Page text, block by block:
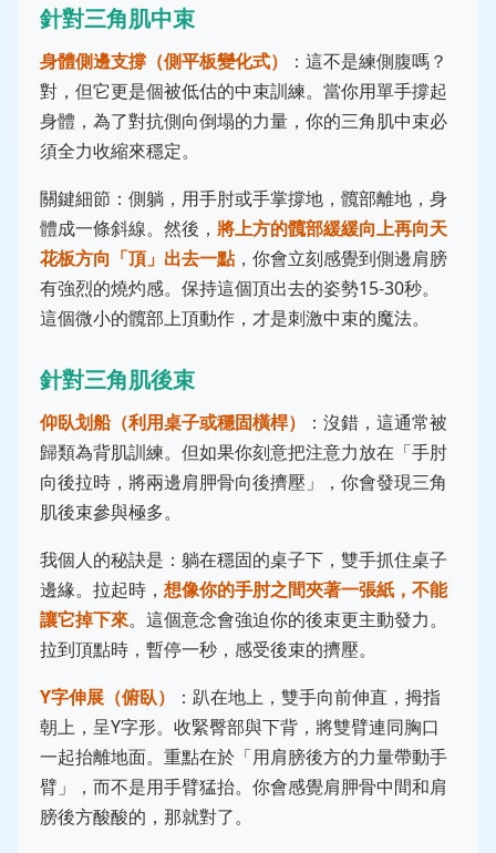
針對三角肌中束
身體側邊支撐（側平板變化式）
：這不是練側腹嗎？
對，但它更是個被低估的中束訓練。當你用單手撐起
身體，為了對抗側向倒塌的力量，你的三角肌中束必
須全力收縮來穩定。
關鍵細節：側躺，用手肘或手掌撐地，髖部離地，身
體成一條斜線。然後， 將上方的髖部緩緩向上再向天
花板方向「頂」出去一點，你會立刻感覺到側邊肩膀
有強烈的燒灼感。保持這個頂出去的姿勢15-30秒。
這個微小的髖部上頂動作，才是刺激中束的魔法。
針對三角肌後束
仰臥划船（利用桌子或穩固橫桿）
：沒錯，這通常被
歸類為背肌訓練。但如果你刻意把注意力放在「手肘
向後拉時，將兩邊肩胛骨向後擠壓」，你會發現三角
肌後束參與極多。
我個人的秘訣是：躺在穩固的桌子下，雙手抓住桌子
邊緣。拉起時， 想像你的手肘之間夾著一張紙，不能
讓它掉下來。這個意念會強迫你的後束更主動發力。
拉到頂點時，暫停一秒，感受後束的擠壓。
Y字伸展（俯臥）
：趴在地上，雙手向前伸直，拇指
朝上，呈Y字形。收緊臀部與下背，將雙臂連同胸口
一起抬離地面。重點在於「用肩膀後方的力量帶動手
臂」，而不是用手臂猛抬。你會感覺肩胛骨中間和肩
膀後方酸酸的，那就對了。